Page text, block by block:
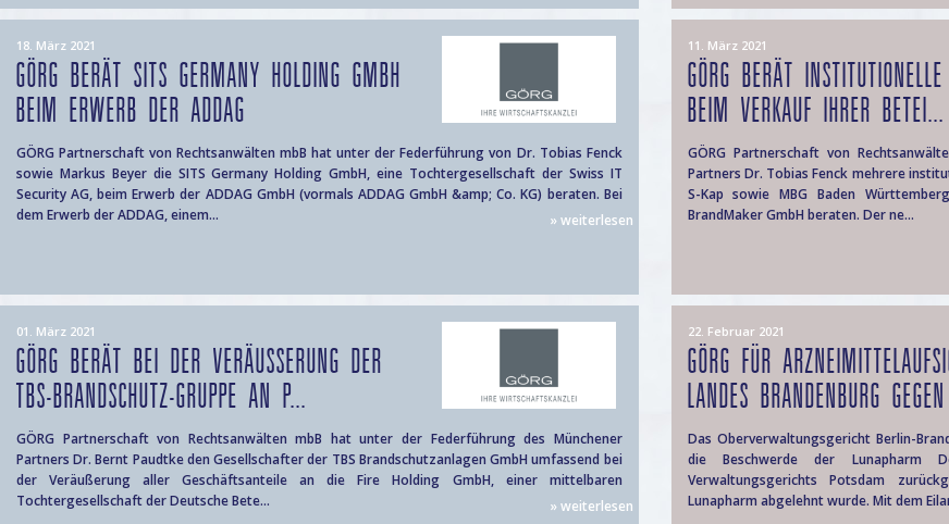
18. März 2021
GÖRG BERÄT SITS GERMANY HOLDING GMBH
BEIM ERWERB DER ADDAG
GÖRG Partnerschaft von Rechtsanwälten mbB hat unter der Federführung von Dr. Tobias Fenck
sowie Markus Beyer die SITS Germany Holding GmbH, eine Tochtergesellschaft der Swiss IT
Security AG, beim Erwerb der ADDAG GmbH (vormals ADDAG GmbH &amp; Co. KG) beraten. Bei
dem Erwerb der ADDAG, einem...
» weiterlesen
11. März 2021
GÖRG BERÄT
BEIM VERKAUF IHRER BETEI...
GÖRG Partnerschaft von
Partners Dr. Tobias Fenck mehrere
S-Kap sowie MBG Baden
BrandMaker GmbH beraten. Der ne...
01. März 2021
GÖRG BERÄT BEI DER VERÄUSSERUNG DER T
BS-BRANDSCHUTZ-GRUPPE AN P...
GÖRG Partnerschaft von Rechtsanwälten mbB hat unter der Federführung des Münchener
Partners Dr. Bernt Paudtke den Gesellschafter der TBS Brandschutzanlagen GmbH umfassend bei
der Veräußerung aller Geschäftsanteile an die Fire Holding GmbH, einer mittelbaren
Tochtergesellschaft der Deutsche Bete...
» weiterlesen
22. Februar 2021
GÖRG FÜR
LANDES BRANDENBURG
Das Oberverwaltungsgericht Berlin-
die Beschwerde der Lunapharm
Verwaltungsgerichts Potsdam
Lunapharm abgelehnt wurde. Mit dem